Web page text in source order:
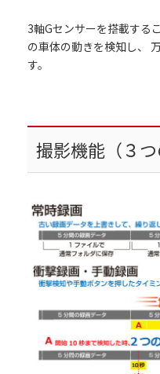
3軸Gセンサーを搭載する
の車体の動きを検知し、
す。
撮影機能（３つ